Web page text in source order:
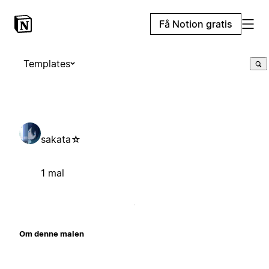
Få Notion gratis
Templates
sakata⁠☆
1 mal
Om denne malen